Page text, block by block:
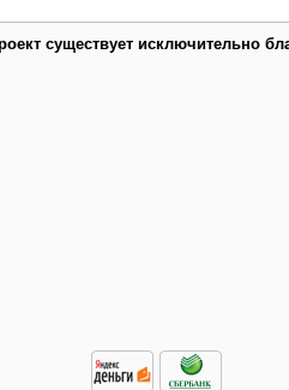
существует исключительно